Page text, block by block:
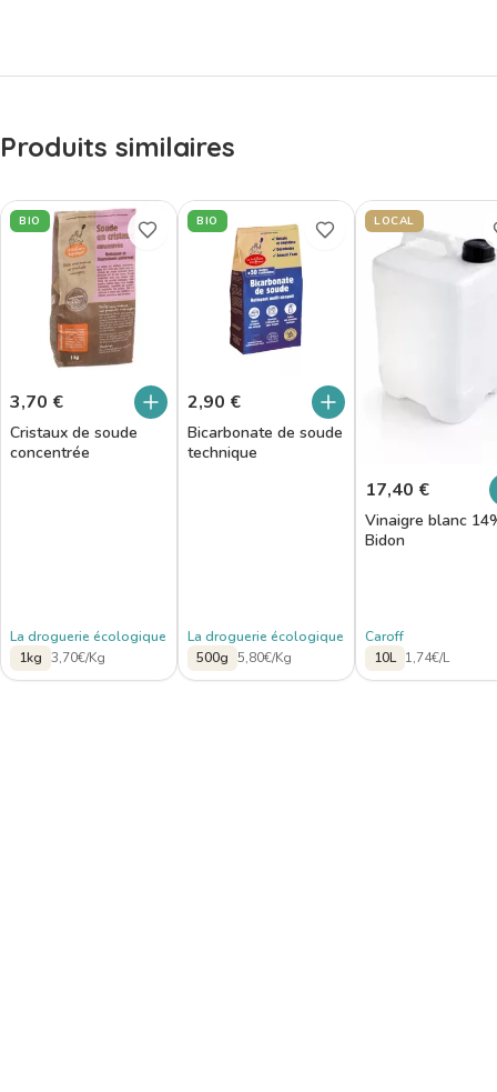
Produits similaires
BIO
3,70 €
Cristaux de soude
concentrée
La droguerie écologique
1kg 3,70€/Kg
BIO
2,90 €
Bicarbonate de soude
technique
La droguerie écologique
500g 5,80€/Kg
LOCAL
17,40 €
Vinaigre blanc
Bidon
Caroff
10L 1,74€/L